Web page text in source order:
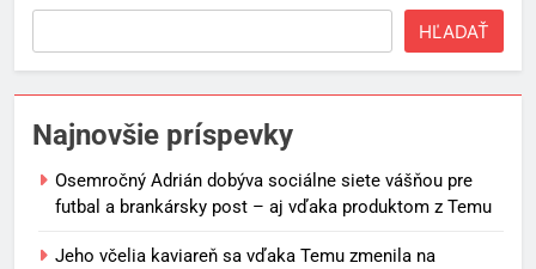
HĽADAŤ
Najnovšie príspevky
Osemročný Adrián dobýva sociálne siete vášňou pre
futbal a brankársky post – aj vďaka produktom z Temu
Jeho včelia kaviareň sa vďaka Temu zmenila na